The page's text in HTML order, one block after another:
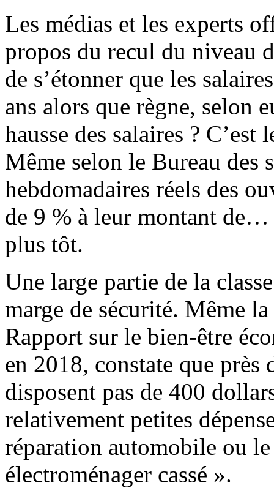
Les médias et les experts
propos du recul du niveau
de s’étonner que les
ans alors que règne, selon
hausse des salaires ?
Même selon le Bureau des
hebdomadaires réels des
de 9 % à leur montant
plus tôt.
Une large partie de la
marge de sécurité. Même
Rapport sur le bien-être
en 2018, constate que
disposent pas de 400
relativement petites
réparation automobile ou
électroménager cassé ».